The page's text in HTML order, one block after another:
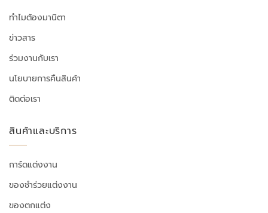
ทำไมต้องมานิตา
ข่าวสาร
ร่วมงานกับเรา
นโยบายการคืนสินค้า
ติดต่อเรา
สินค้าและบริการ
การ์ดแต่งงาน
ของชำร่วยแต่งงาน
ของตกแต่ง